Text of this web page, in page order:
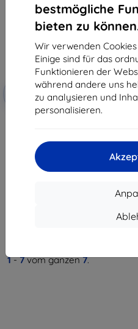
bestmögliche
bieten zu
Wir verwenden
Einige sind für das
Funktionieren der
während andere uns
zu analysieren und
personalisieren.
Rabatt
mit
Gutschein
EXTRA10
15,90 €
Auf Lager > 5 Stk.
1-7vom ganzen7.